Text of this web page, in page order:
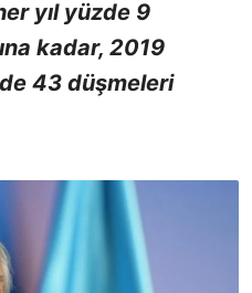
yıl yüzde 9
kadar, 2019
43 düşmeleri